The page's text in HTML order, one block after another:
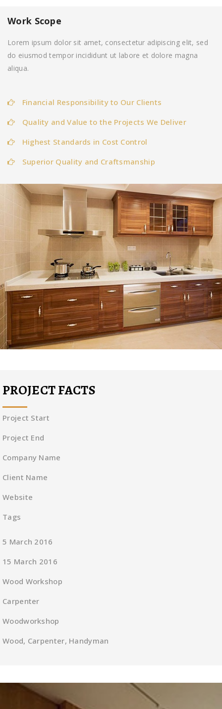
Work Scope
Lorem ipsum dolor sit amet, consectetur adipiscing elit, sed
do eiusmod tempor incididunt ut labore et dolore magna
aliqua.
Financial Responsibility to Our Clients
Quality and Value to the Projects We Deliver
Highest Standards in Cost Control
Superior Quality and Craftsmanship
PROJECT FACTS
Project Start
Project End
Company Name
Client Name
Website
Tags
5 March 2016
15 March 2016
Wood Workshop
Carpenter
Woodworkshop
Wood, Carpenter, Handyman